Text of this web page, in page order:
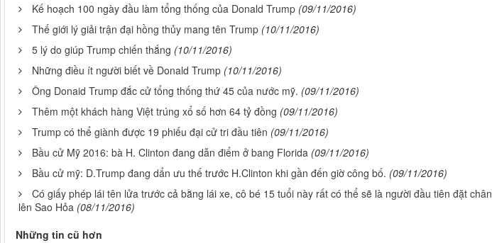
Kế hoạch 100 ngày đầu làm tổng thống của Donald Trump (09/11/2016)
Thế giới lý giải trận đại hồng thủy mang tên Trump (10/11/2016)
5 lý do giúp Trump chiến thắng (10/11/2016)
Những điều ít người biết về Donald Trump (10/11/2016)
Ông Donaid Trump đắc cử tổng thống thứ 45 của nước mỹ. (09/11/2016)
Thêm một khách hàng Việt trúng xổ số hơn 64 tỷ đồng (09/11/2016)
Trump có thể giành được 19 phiếu đại cử tri đầu tiên (09/11/2016)
Bầu cử Mỹ 2016: bà H. Clinton đang dẫn điểm ở bang Florida (09/11/2016)
Bầu cử mỹ: D.Trump đang dẩn ưu thế trước H.Clinton khi gần đến giờ công bố. (09/11/2016)
Có giấy phép lái tên lửa trước cả bằng lái xe, cô bé 15 tuổi này rất có thể sẽ là người đầu tiên đặt chân
lên Sao Hỏa (08/11/2016)
Những tin cũ hơn